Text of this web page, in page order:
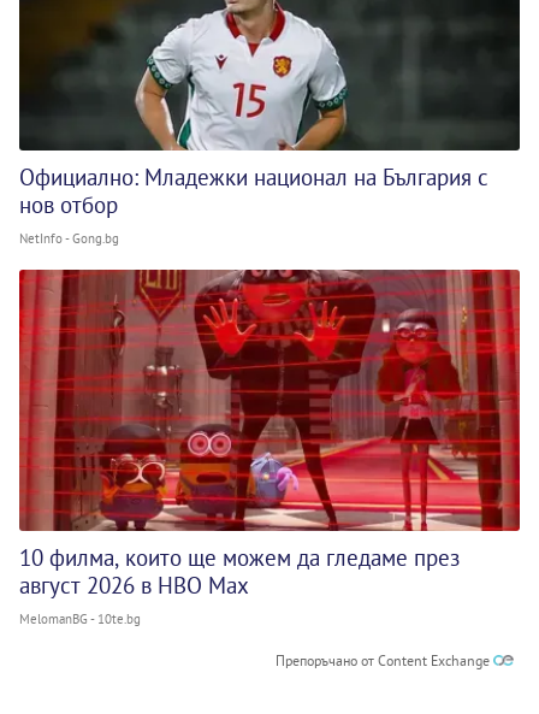
Официално: Младежки национал на България с
нов отбор
NetInfo - Gong.bg
10 филма, които ще можем да гледаме през
август 2026 в HBO Max
MelomanBG - 10te.bg
Препоръчано от Content Exchange